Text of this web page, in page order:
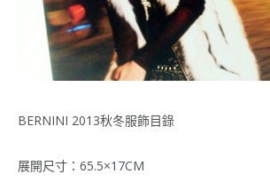
BERNINI 2013秋冬服飾目錄
展開尺寸：65.5×17CM